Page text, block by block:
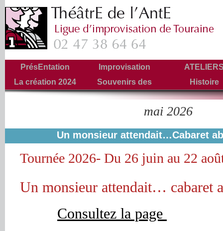
PrésEntation Improvisation
La création 2024
Souvenirs des
Tournées
Histoire
mai 2026
Un monsieur attendait…Cabaret
Tournée 2026- Du 26 juin au 22
Un monsieur attendait… cabaret
Consultez la page